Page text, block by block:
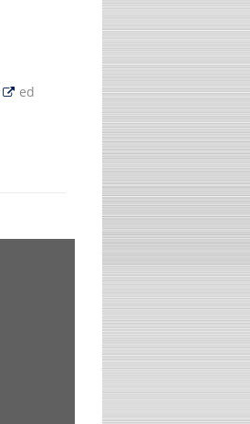
ed